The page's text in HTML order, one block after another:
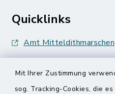
Mit Ihrer Zustimmung
sog. Tracking-Cookies, die
Quicklinks
Amt Mitteldithmarschen
Nationalpark